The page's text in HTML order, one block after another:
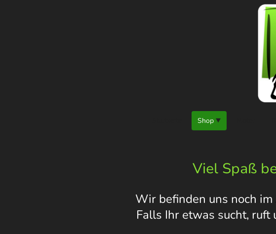
Shop
Viel Spaß
Wir befinden uns noch
Falls Ihr etwas sucht,